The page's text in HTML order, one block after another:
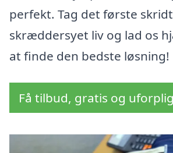
perfekt. Tag det første
skræddersyet liv og lad os
at finde den bedste løsning!
Få tilbud, gratis og